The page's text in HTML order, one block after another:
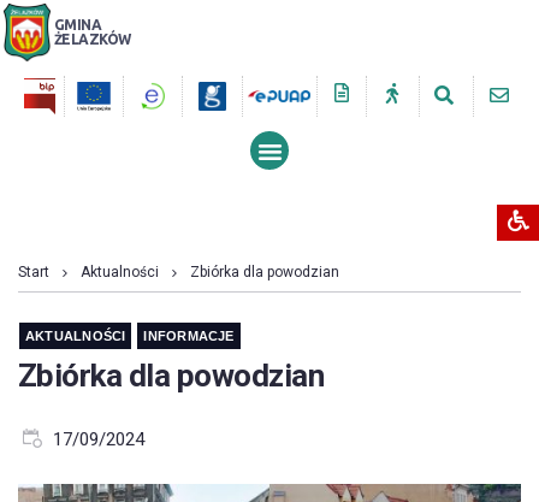
GMINA
ŻELAZKÓW
Start Aktualności Zbiórka dla powodzian
AKTUALNOŚCI INFORMACJE
Zbiórka dla powodzian
17/09/2024